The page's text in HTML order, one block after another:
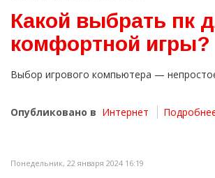
Какой выбрать пк
комфортной игры?
Выбор игрового компьютера —
Опубликовано в Интернет
Понедельник, 22 января 2024 16:19